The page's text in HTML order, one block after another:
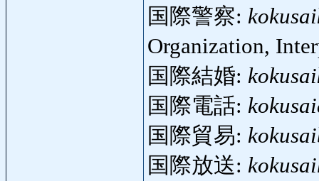
国際警察:
Organization,
国際結婚:
国際電話:
国際貿易:
国際放送: